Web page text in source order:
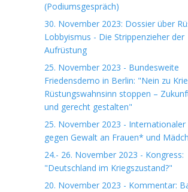
(Podiumsgespräch)
30. November 2023: Dossier über
Lobbyismus - Die Strippenzieher der
Aufrüstung
25. November 2023 - Bundesweite
Friedensdemo in Berlin: "Nein zu
Rüstungswahnsinn stoppen –
und gerecht gestalten"
25. November 2023 - Internationaler
gegen Gewalt an Frauen* und
24.- 26. November 2023 - Kongress:
"Deutschland im Kriegszustand?"
20. November 2023 - Kommentar: